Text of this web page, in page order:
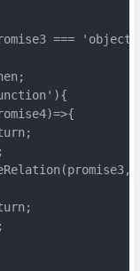
===